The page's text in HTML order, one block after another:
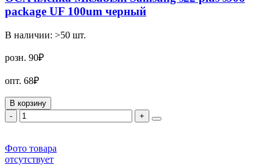
package UF 100um черный
В наличии: >50 шт.
розн. 90₽
опт. 68₽
В корзину
-
+
Фото товара
отсутствует